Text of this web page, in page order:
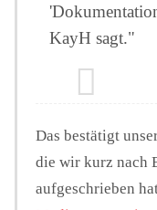
KayH sagt."
Das bestätigt
die wir kurz nach
aufgeschrieben